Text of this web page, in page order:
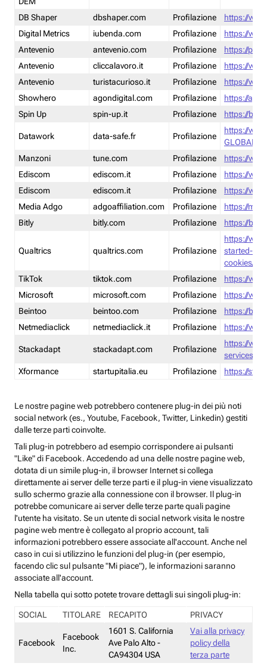
DB Shaper
dbshaper.com Profilazione
https://
Digital Metrics
iubenda.com Profilazione
https://
Antevenio
antevenio.com Profilazione
https://
Antevenio
cliccalavoro.it Profilazione
https://
Antevenio
turistacurioso.it Profilazione
https://
Showhero
agondigital.com Profilazione
https://
Spin Up
spin-up.it Profilazione https://
Datawork data-safe.fr Profilazione
https://
GLOBAL-
Manzoni
tune.com Profilazione
https://
Ediscom
ediscom.it Profilazione
https://
Ediscom
ediscom.it Profilazione
https://
Media Adgo
adgoaffiliation.com Profilazione
https://
Bitly
bitly.com Profilazione https://
Qualtrics qualtrics.com Profilazione
https://
started-
cookies/
TikTok
tiktok.com Profilazione
https://
Microsoft
microsoft.com Profilazione
https://
Beintoo
beintoo.com Profilazione
https://
Netmediaclick
netmediaclick.it Profilazione https://
Stackadapt stackadapt.com Profilazione
https://
services-
Xformance
startupitalia.eu Profilazione https://
Le nostre pagine web potrebbero contenere plug-in dei più noti
social network (es., Youtube, Facebook, Twitter, Linkedin) gestiti
dalle terze parti coinvolte.
Tali plug-in potrebbero ad esempio corrispondere ai pulsanti
"Like" di Facebook. Accedendo ad una delle nostre pagine web,
dotata di un simile plug-in, il browser Internet si collega
direttamente ai server delle terze parti e il plug-in viene visualizzato
sullo schermo grazie alla connessione con il browser. Il plug-in
potrebbe comunicare ai server delle terze parte quali pagine
l'utente ha visitato. Se un utente di social network visita le nostre
pagine web mentre è collegato al proprio account, tali
informazioni potrebbero essere associate all'account. Anche nel
caso in cui si utilizzino le funzioni del plug-in (per esempio,
facendo clic sul pulsante "Mi piace"), le informazioni saranno
associate all'account.
Nella tabella qui sotto potete trovare dettagli sui singoli plug-in:
SOCIAL TITOLARE RECAPITO PRIVACY
Facebook
Facebook
Inc.
1601 S. California
Ave Palo Alto -
CA94304 USA
Vai alla privacy
policy della
terza parte